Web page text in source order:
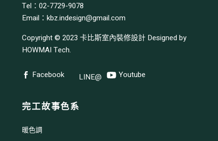
Tel：02-7729-9078
Email：kbz.indesign@gmail.com
Copyright © 2023卡比斯室內裝修設計 Designed by
HOWMAI Tech.
Facebook LINE@ Youtube
完工故事色系
暖色調